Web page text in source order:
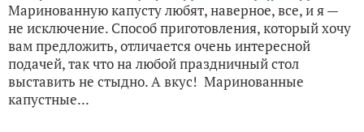
Маринованную капусту любят, наверное, все, и я —
не исключение. Способ приготовления, который хочу
вам предложить, отличается очень интересной
подачей, так что на любой праздничный стол
выставить не стыдно. А вкус! Маринованные
капустные...